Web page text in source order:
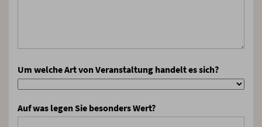
Um welche Art von Veranstaltung handelt es sich?
Auf was legen Sie besonders Wert?